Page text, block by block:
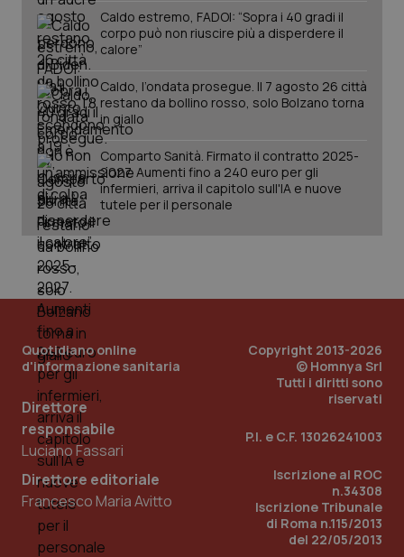
Caldo estremo, FADOI: “Sopra i 40 gradi il
corpo può non riuscire più a disperdere il
calore”
Caldo, l’ondata prosegue. Il 7 agosto 26 città
restano da bollino rosso, solo Bolzano torna
in giallo
Comparto Sanità. Firmato il contratto 2025-
2027. Aumenti fino a 240 euro per gli
infermieri, arriva il capitolo sull'IA e nuove
tutele per il personale
Quotidiano online
d'informazione sanitaria
Direttore
responsabile
Luciano Fassari
Direttore editoriale
Francesco Maria Avitto
Copyright 2013-2026
© Homnya Srl
Tutti i diritti sono
riservati
P.I. e C.F. 13026241003
Iscrizione al ROC
n.34308
Iscrizione Tribunale
di Roma n.115/2013
del 22/05/2013